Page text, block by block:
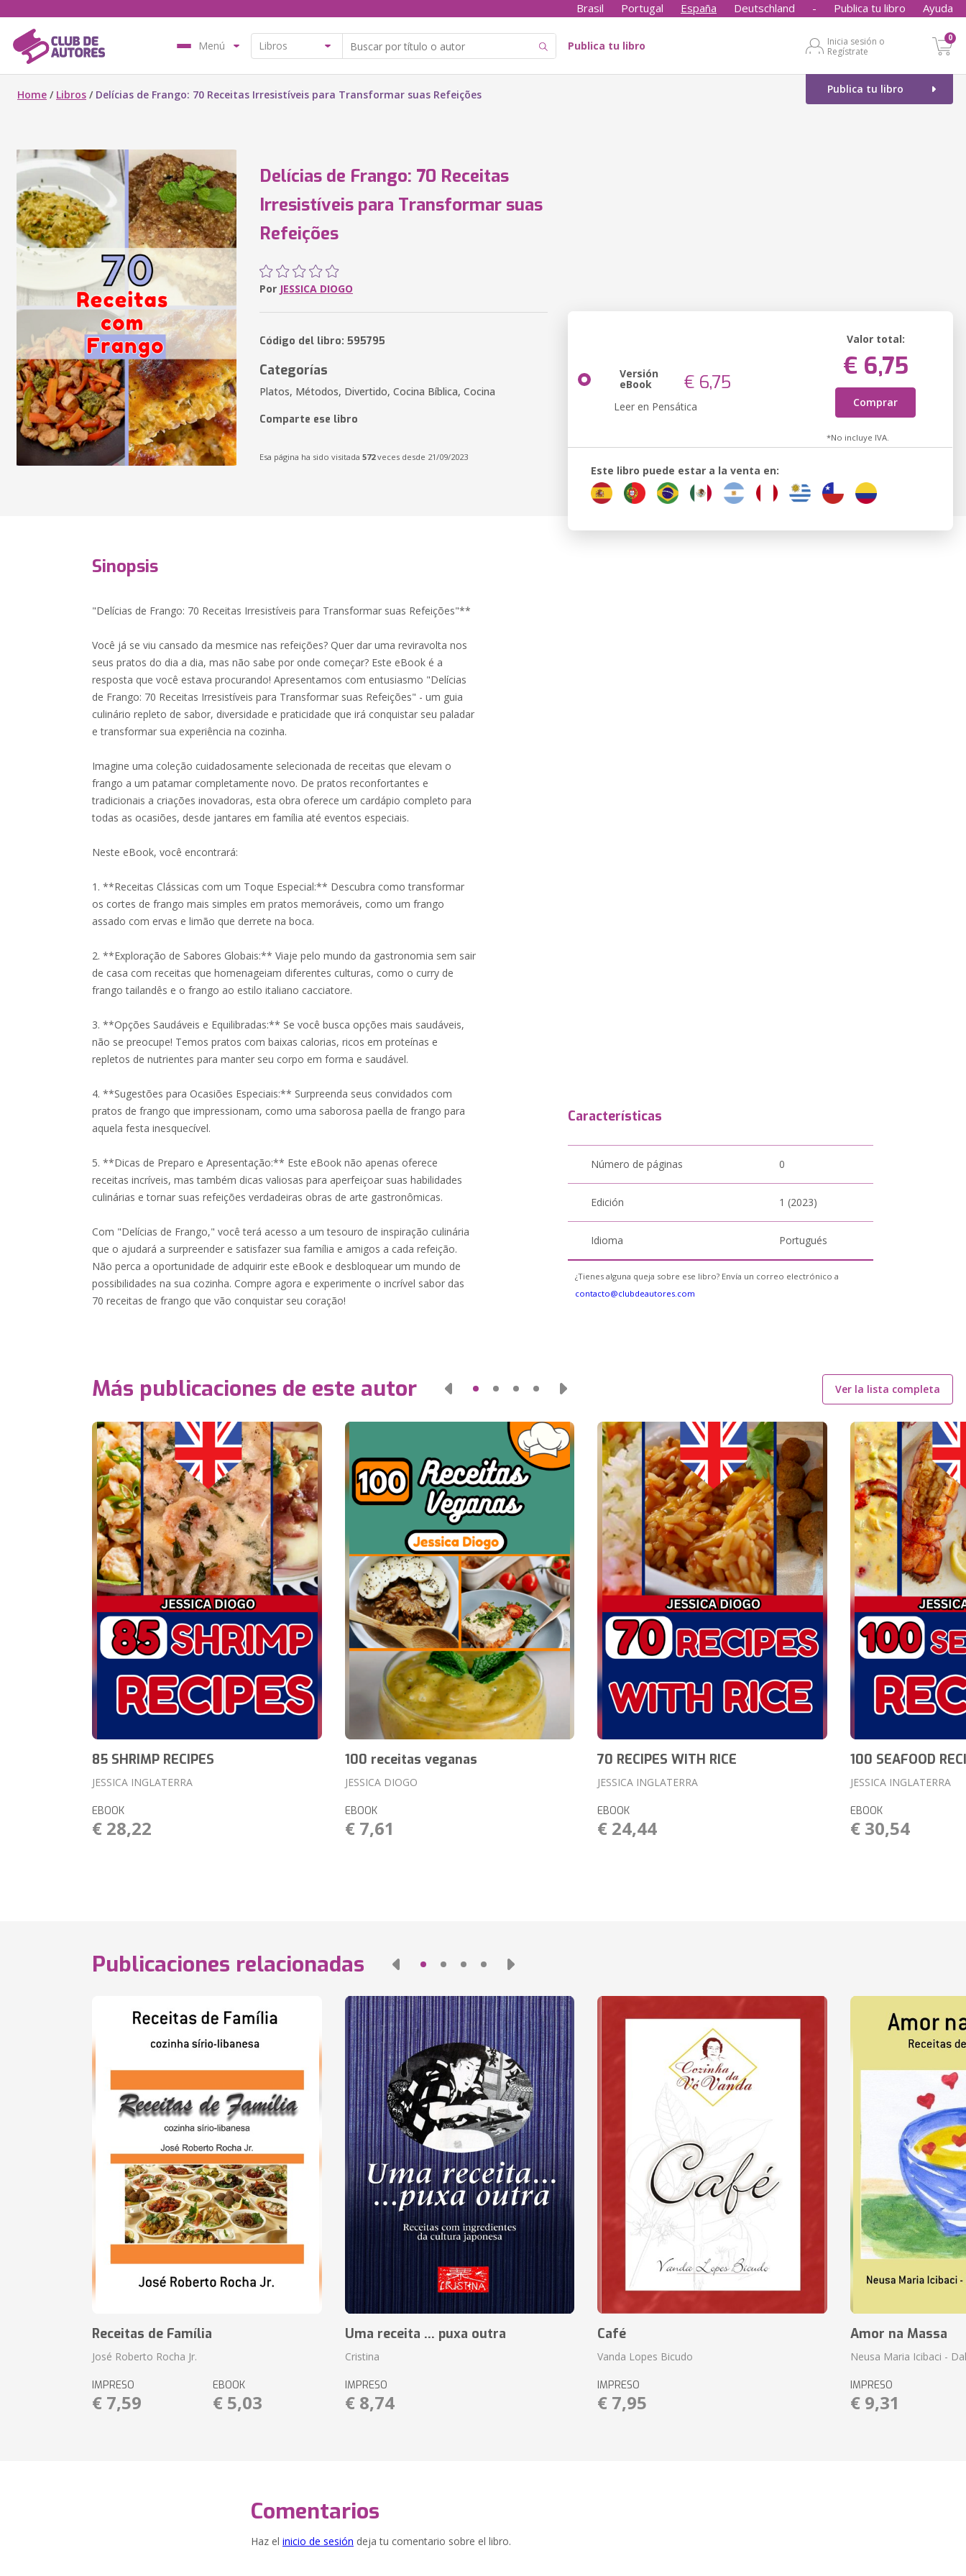
Brasil Portugal España Deutschland - Publica tu libro Ayuda
Menú Publica tu libro
Inicia sesión o
Regístrate
0
Publica tu libro
Home / Libros / Delícias de Frango: 70 Receitas Irresistíveis para Transformar suas Refeições
Delícias de Frango: 70 Receitas
Irresistíveis para Transformar suas
Refeições
Por JESSICA DIOGO
Código del libro: 595795
Categorías
Platos, Métodos, Divertido, Cocina Bíblica, Cocina
Comparte ese libro
Esa página ha sido visitada 572veces desde 21/09/2023
Versión
eBook € 6,75
Leer en Pensática
Valor total:
€ 6,75
Comprar
*No incluye IVA.
Este libro puede estar a la venta en:
Sinopsis
"Delícias de Frango: 70 Receitas Irresistíveis para Transformar suas Refeições"**
Você já se viu cansado da mesmice nas refeições? Quer dar uma reviravolta nos
seus pratos do dia a dia, mas não sabe por onde começar? Este eBook é a
resposta que você estava procurando! Apresentamos com entusiasmo "Delícias
de Frango: 70 Receitas Irresistíveis para Transformar suas Refeições" - um guia
culinário repleto de sabor, diversidade e praticidade que irá conquistar seu paladar
e transformar sua experiência na cozinha.
Imagine uma coleção cuidadosamente selecionada de receitas que elevam o
frango a um patamar completamente novo. De pratos reconfortantes e
tradicionais a criações inovadoras, esta obra oferece um cardápio completo para
todas as ocasiões, desde jantares em família até eventos especiais.
Neste eBook, você encontrará:
1. **Receitas Clássicas com um Toque Especial:** Descubra como transformar
os cortes de frango mais simples em pratos memoráveis, como um frango
assado com ervas e limão que derrete na boca.
2. **Exploração de Sabores Globais:** Viaje pelo mundo da gastronomia sem sair
de casa com receitas que homenageiam diferentes culturas, como o curry de
frango tailandês e o frango ao estilo italiano cacciatore.
3. **Opções Saudáveis e Equilibradas:** Se você busca opções mais saudáveis,
não se preocupe! Temos pratos com baixas calorias, ricos em proteínas e
repletos de nutrientes para manter seu corpo em forma e saudável.
4. **Sugestões para Ocasiões Especiais:** Surpreenda seus convidados com
pratos de frango que impressionam, como uma saborosa paella de frango para
aquela festa inesquecível.
5. **Dicas de Preparo e Apresentação:** Este eBook não apenas oferece
receitas incríveis, mas também dicas valiosas para aperfeiçoar suas habilidades
culinárias e tornar suas refeições verdadeiras obras de arte gastronômicas.
Com "Delícias de Frango," você terá acesso a um tesouro de inspiração culinária
que o ajudará a surpreender e satisfazer sua família e amigos a cada refeição.
Não perca a oportunidade de adquirir este eBook e desbloquear um mundo de
possibilidades na sua cozinha. Compre agora e experimente o incrível sabor das
70 receitas de frango que vão conquistar seu coração!
Características
Número de páginas 0
Edición 1 (2023)
Idioma Portugués
¿Tienes alguna queja sobre ese libro? Envía un correo electrónico a
contacto@clubdeautores.com
Más publicaciones de este autor Ver la lista completa
85 SHRIMP RECIPES
JESSICA INGLATERRA
EBOOK
€ 28,22
100 receitas veganas
JESSICA DIOGO
EBOOK
€ 7,61
70 RECIPES WITH RICE
JESSICA INGLATERRA
EBOOK
€ 24,44
100 SEAFOOD
JESSICA INGLATERRA
EBOOK
€ 30,54
Publicaciones relacionadas
Receitas de Família
José Roberto Rocha Jr.
IMPRESO
€ 7,59
EBOOK
€ 5,03
Uma receita ... puxa outra
Cristina
IMPRESO
€ 8,74
Café
Vanda Lopes Bicudo
IMPRESO
€ 7,95
Amor na Massa
Neusa Maria Icibaci -
IMPRESO
€ 9,31
Comentarios
Haz el inicio de sesión deja tu comentario sobre el libro.